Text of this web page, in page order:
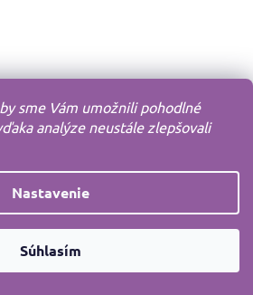
sme Vám umožnili pohodlné
analýze neustále zlepšovali
Nastavenie
Súhlasím